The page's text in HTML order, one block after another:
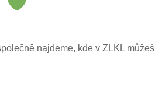
najdeme, kde v ZLKL můžeš